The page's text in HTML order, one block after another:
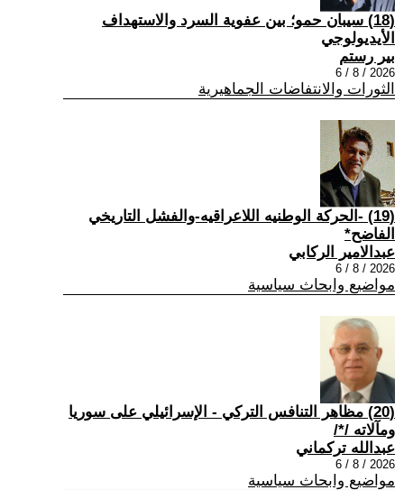
(18) سيبان حمو؛ بين عفوية السرد والاستهداف
الأيديولوجي
بير رستم
2026 / 8 / 6
الثورات والانتفاضات الجماهيرية
(19) -الحركة الوطنيه اللاعراقيه-والفشل التاريخي
الفاضح*
عبدالامير الركابي
2026 / 8 / 6
مواضيع وابحاث سياسية
(20) مظاهر التنافس التركي - الإسرائيلي على سوريا
ومآلاته /*/
عبدالله تركماني
2026 / 8 / 6
مواضيع وابحاث سياسية